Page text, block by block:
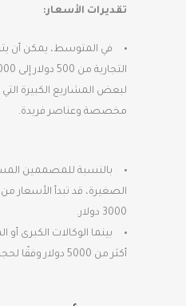
تقديرات الأسعار:
في المتوسط، يمكن أن
لبعض المشاريع الكبيرة
مخصصة وعناصر فريدة.
بالنسبة للمصممين
3000 دولار.
بينما الوكالات الكبرى
أكثر من 5000 دولار وفقًا لحجم وتعقيد المشروع.